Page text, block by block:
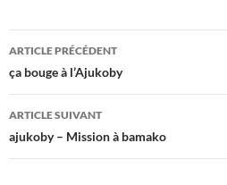
Navigation
des
articles
ARTICLE PRÉCÉDENT
ça bouge à l’Ajukoby
ARTICLE SUIVANT
ajukoby – Mission à bamako